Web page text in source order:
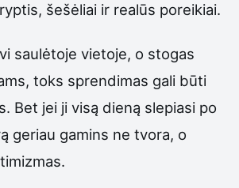
šešėliai ir realūs poreikiai.
saulėtoje vietoje, o stogas
toks sprendimas gali būti
Bet jei ji visą dieną slepiasi po
geriau gamins ne tvora, o